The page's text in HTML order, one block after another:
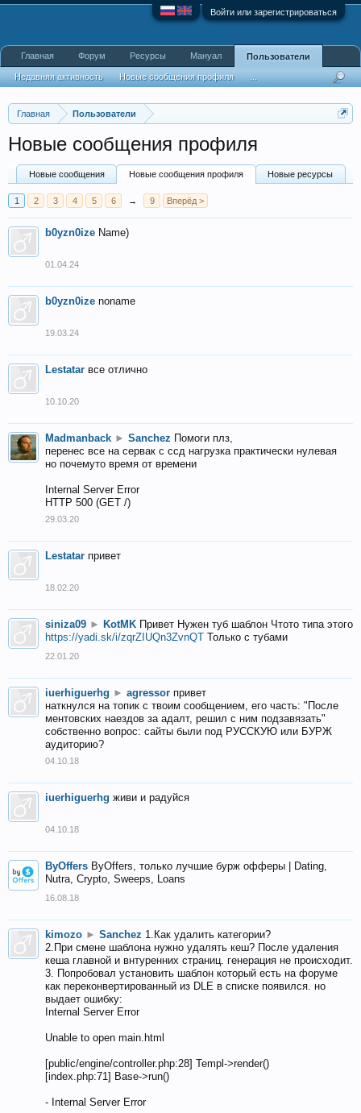
Войти или зарегистрироваться
Главная Пользователи
Новые сообщения профиля
Новые сообщения Новые сообщения профиля Новые ресурсы
1 2 3 4 5 6 → 9 Вперёд >
b0yzn0ize Name)
01.04.24
b0yzn0ize noname
19.03.24
Lestatar все отлично
10.10.20
Madmanback ► Sanchez Помоги плз,
перенес все на сервак с ссд нагрузка практически нулевая
но почемуто время от времени
Internal Server Error
HTTP 500 (GET /)
29.03.20
Lestatar привет
18.02.20
siniza09 ► KotMK Привет Нужен туб шаблон Чтото типа этого
https://yadi.sk/i/zqrZIUQn3ZvnQT Только с тубами
22.01.20
iuerhiguerhg ► agressor привет
наткнулся на топик с твоим сообщением, его часть: "После
ментовских наездов за адалт, решил с ним подзавязать"
собственно вопрос: сайты были под РУССКУЮ или БУРЖ
аудиторию?
04.10.18
iuerhiguerhg живи и радуйся
04.10.18
ByOffers ByOffers, только лучшие бурж офферы | Dating,
Nutra, Crypto, Sweeps, Loans
16.08.18
kimozo ► Sanchez 1.Как удалить категории?
2.При смене шаблона нужно удалять кеш? После удаления
кеша главной и внтуренних страниц. генерация не происходит.
3. Попробовал установить шаблон который есть на форуме
как переконвертированный из DLE в списке появился. но
выдает ошибку:
Internal Server Error
Unable to open main.html
[public/engine/controller.php:28] Templ->render()
[index.php:71] Base->run()
- Internal Server Error
Главная Форум Ресурсы Мануал Пользователи
Недавняя активность Новые сообщения профиля